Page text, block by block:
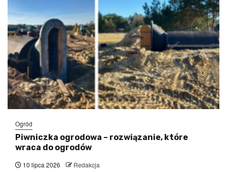
Ogród
Piwniczka ogrodowa – rozwiązanie, które
wraca do ogrodów
10 lipca 2026 Redakcja